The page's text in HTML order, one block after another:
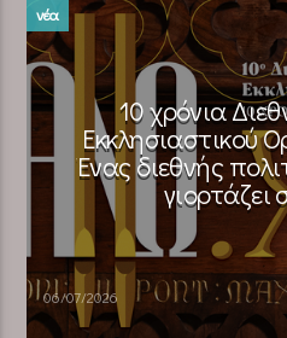
νέα
10 χρόνια
Εκκλησιαστικού
Ένας διεθνής
γιορτάζει
06/07/2026